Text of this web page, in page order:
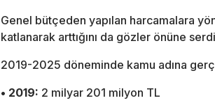
Genel bütçeden yapılan harcamalara
katlanarak arttığını da gözler önüne
2019-2025 döneminde kamu adına
• 2019: 2 milyar 201 milyon TL